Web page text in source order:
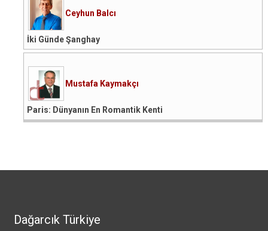
Ceyhun Balcı
İki Günde Şanghay
Mustafa Kaymakçı
Paris: Dünyanın En Romantik Kenti
Dağarcık Türkiye